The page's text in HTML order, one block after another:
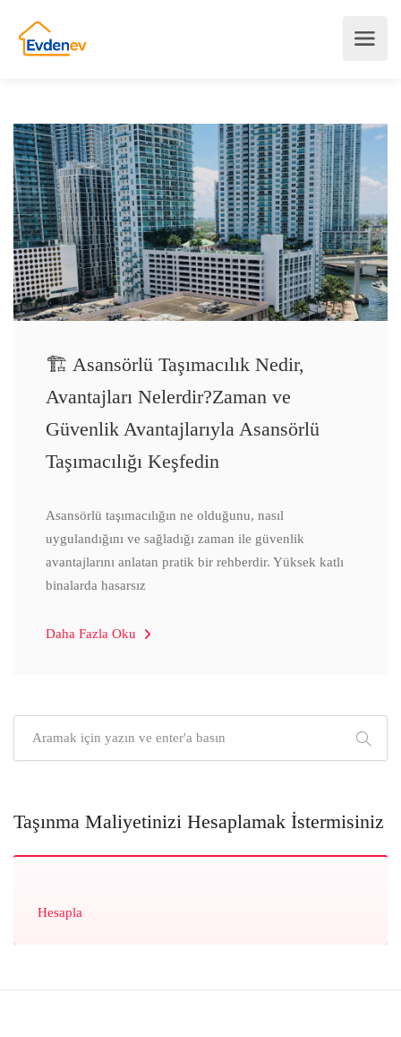
🏗️ Asansörlü Taşımacılık Nedir,
Avantajları Nelerdir?Zaman ve
Güvenlik Avantajlarıyla Asansörlü
Taşımacılığı Keşfedin
Asansörlü taşımacılığın ne olduğunu, nasıl
uygulandığını ve sağladığı zaman ile güvenlik
avantajlarını anlatan pratik bir rehberdir. Yüksek katlı
binalarda hasarsız
Daha Fazla Oku
Taşınma Maliyetinizi Hesaplamak İstermisiniz
Hesapla